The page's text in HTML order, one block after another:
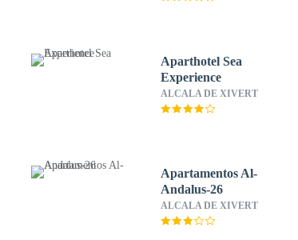
Aparthotel Sea
Experience
ALCALA DE XIVERT
Apartamentos Al-
Andalus-26
ALCALA DE XIVERT